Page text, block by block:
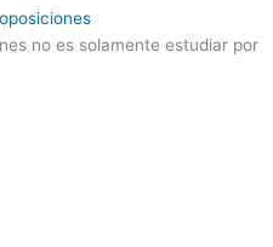
no es solamente estudiar por